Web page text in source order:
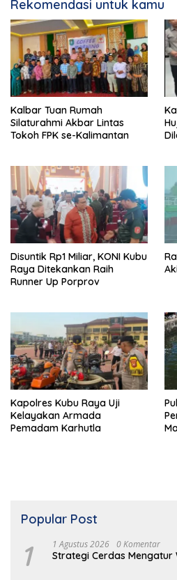
Rekomendasi untuk kamu
Kalbar Tuan Rumah
Silaturahmi Akbar Lintas
Tokoh FPK se-Kalimantan
Disuntik Rp1 Miliar, KONI Kubu
Raya Ditekankan Raih
Runner Up Porprov
Kapolres Kubu Raya Uji
Kelayakan Armada
Pemadam Karhutla
Popular Post
1 1 Agustus 2026 0 Komentar
Strategi Cerdas Mengatur